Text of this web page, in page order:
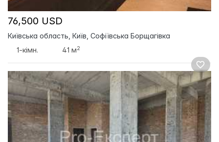
76,500 USD
Київська область, Київ, Софіївська Борщагівка
1-кімн.
41 м2